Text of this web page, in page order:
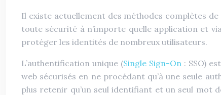
Il existe actuellement des méthodes complètes
toute sécurité à n’importe quelle application et
protéger les identités de nombreux utilisateurs.
L’authentification unique (Single Sign-On : SSO)
web sécurisés en ne procédant qu’à une seule
plus retenir qu’un seul identifiant et un seul mot